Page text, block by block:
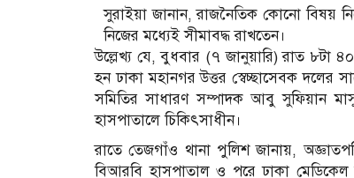
সুরাইয়া জানান, রাজনৈতিক কোনো বিষয়
নিজের মধ্যেই সীমাবদ্ধ রাখতেন।
উল্লেখ্য যে, বুধবার (৭ জানুয়ারি) রাত ৮টা
হন ঢাকা মহানগর উত্তর স্বেচ্ছাসেবক দলের
সমিতির সাধারণ সম্পাদক আবু সুফিয়ান
হাসপাতালে চিকিৎসাধীন।
রাতে তেজগাঁও থানা পুলিশ জানায়,
বিআরবি হাসপাতাল ও পরে ঢাকা